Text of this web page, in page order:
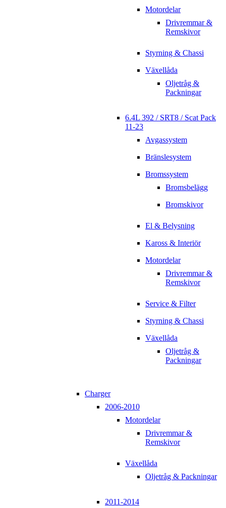
Motordelar
Drivremmar &
Remskivor
Styrning & Chassi
Växellåda
Oljetråg &
Packningar
6.4L 392 / SRT8 / Scat Pack
11-23
Avgassystem
Bränslesystem
Bromssystem
Bromsbelägg
Bromskivor
El & Belysning
Kaross & Interiör
Motordelar
Drivremmar &
Remskivor
Service & Filter
Styrning & Chassi
Växellåda
Oljetråg &
Packningar
Charger
2006-2010
Motordelar
Drivremmar &
Remskivor
Växellåda
Oljetråg & Packningar
2011-2014